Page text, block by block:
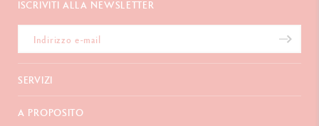
ISCRIVITI ALLA NEWSLETTER
SERVIZI
E-Carta regalo
A PROPOSITO